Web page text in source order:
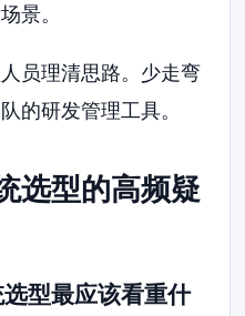
景。
员理清思路。少走弯
的研发管理工具。
选型的高频疑
型最应该看重什